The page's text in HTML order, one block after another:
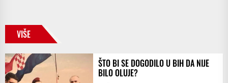
VIŠE
ŠTO BI SE DOGODILO U BIH DA NIJE
BILO OLUJE?